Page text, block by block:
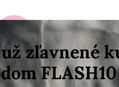
–69 %